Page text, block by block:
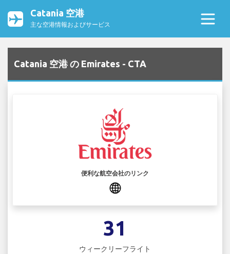
Catania 空港
主な空港情報およびサービス
Catania 空港 の Emirates - CTA
便利な航空会社のリンク
31
ウィークリーフライト